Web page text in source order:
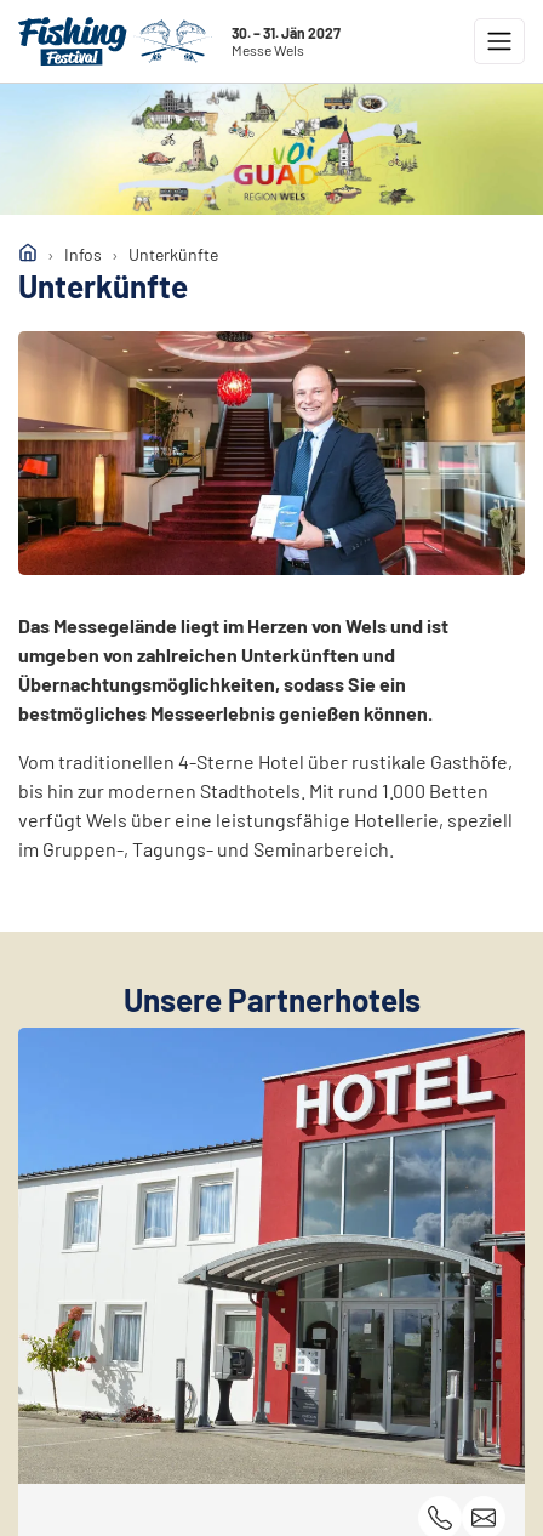
30. – 31. Jän 2027
Messe Wels
Infos Unterkünfte
Unterkünfte
Das Messegelände liegt im Herzen von Wels und ist
umgeben von zahlreichen Unterkünften und
Übernachtungsmöglichkeiten, sodass Sie ein
bestmögliches Messeerlebnis genießen können.
Vom traditionellen 4-Sterne Hotel über rustikale Gasthöfe,
bis hin zur modernen Stadthotels. Mit rund 1.000 Betten
verfügt Wels über eine leistungsfähige Hotellerie, speziell
im Gruppen-, Tagungs- und Seminarbereich.
Unsere Partnerhotels